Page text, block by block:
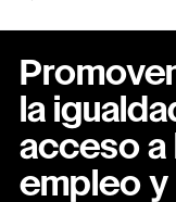
la
acceso a
empleo y